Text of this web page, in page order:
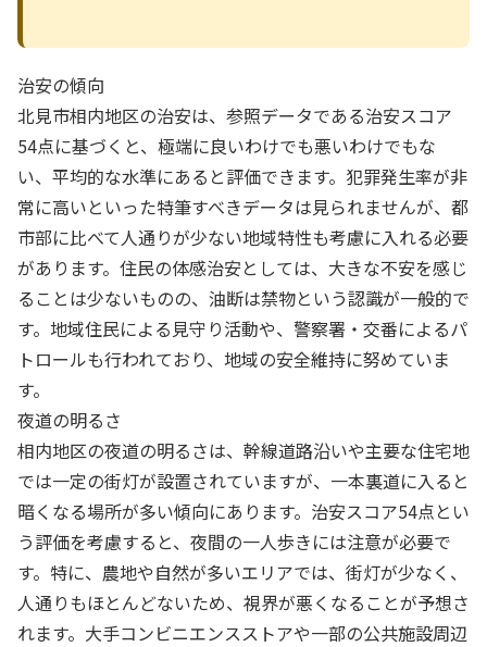
治安の傾向
北見市相内地区の治安は、参照データである治安スコア
54点に基づくと、極端に良いわけでも悪いわけでもな
い、平均的な水準にあると評価できます。犯罪発生率が非
常に高いといった特筆すべきデータは見られませんが、都
市部に比べて人通りが少ない地域特性も考慮に入れる必要
があります。住民の体感治安としては、大きな不安を感じ
ることは少ないものの、油断は禁物という認識が一般的で
す。地域住民による見守り活動や、警察署・交番によるパ
トロールも行われており、地域の安全維持に努めていま
す。
夜道の明るさ
相内地区の夜道の明るさは、幹線道路沿いや主要な住宅地
では一定の街灯が設置されていますが、一本裏道に入ると
暗くなる場所が多い傾向にあります。治安スコア54点とい
う評価を考慮すると、夜間の一人歩きには注意が必要で
す。特に、農地や自然が多いエリアでは、街灯が少なく、
人通りもほとんどないため、視界が悪くなることが予想さ
れます。大手コンビニエンスストアや一部の公共施設周辺